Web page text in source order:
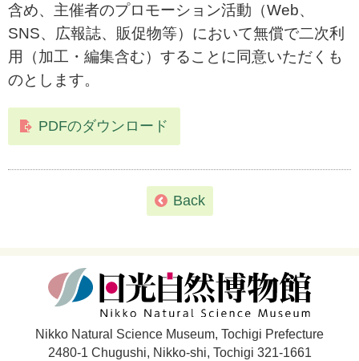
含め、主催者のプロモーション活動（Web、
SNS、広報誌、販促物等）において無償で二次利
用（加工・編集含む）することに同意いただくも
のとします。
PDFのダウンロード
Back
Nikko Natural Science Museum, Tochigi Prefecture
2480-1 Chugushi, Nikko-shi, Tochigi 321-1661